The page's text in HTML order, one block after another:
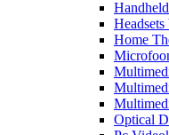
Headsets
Home
Optical